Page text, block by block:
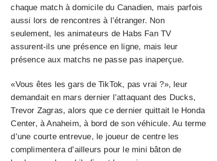
chaque match à domicile du Canadien, mais parfois
aussi lors de rencontres à l’étranger. Non
seulement, les animateurs de Habs Fan TV
assurent-ils une présence en ligne, mais leur
présence aux matchs ne passe pas inaperçue.
«Vous êtes les gars de TikTok, pas vrai ?», leur
demandait en mars dernier l’attaquant des Ducks,
Trevor Zagras, alors que ce dernier quittait le Honda
Center, à Anaheim, à bord de son véhicule. Au terme
d’une courte entrevue, le joueur de centre les
complimentera d’ailleurs pour le mini bâton de